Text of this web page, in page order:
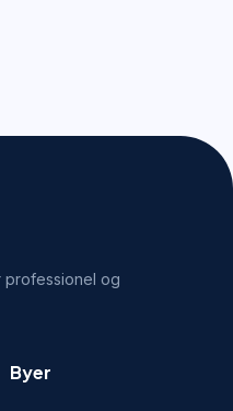
professionel og
Byer